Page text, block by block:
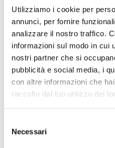
Utilizziamo i cookie per
annunci, per fornire
analizzare il nostro traffico.
informazioni sul modo in cui
nostri partner che si
pubblicità e social media, i
con altre informazioni che
raccolto dal tuo utilizzo dei
delNecessari
relative al passato di
trasformato
memoria collettiva,
identità personale.
Al tempo stesso, il
diritto assoluto. Le
volte sottolineato la
protezione della vita